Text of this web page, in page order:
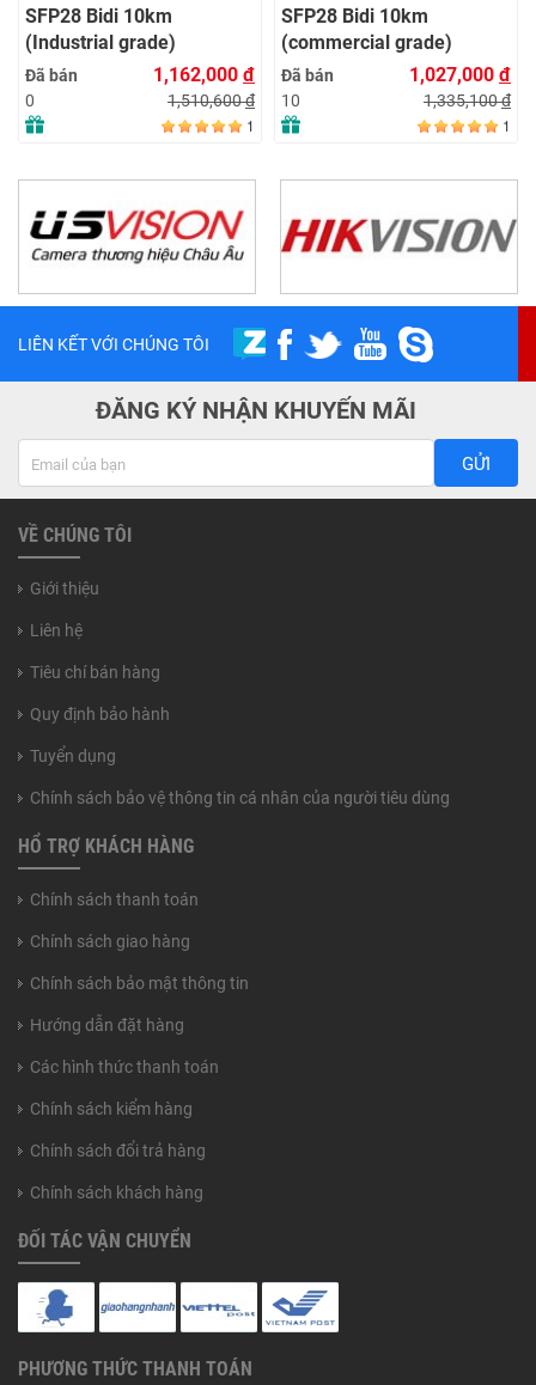
SFP28 Bidi 10km
(Industrial grade)
Đã bán
0
1,162,000 đ
1,510,600đ
1
SFP28 Bidi 10km
(commercial grade)
Đã bán
10
1,027,000 đ
1,335,100đ
1
LIÊN KẾT VỚI CHÚNG TÔI
ĐĂNG KÝ NHẬN KHUYẾN MÃI
GỬI
VỀ CHÚNG TÔI
Giới thiệu
Liên hệ
Tiêu chí bán hàng
Quy định bảo hành
Tuyển dụng
Chính sách bảo vệ thông tin cá nhân của người tiêu dùng
HỔ TRỢ KHÁCH HÀNG
Chính sách thanh toán
Chính sách giao hàng
Chính sách bảo mật thông tin
Hướng dẫn đặt hàng
Các hình thức thanh toán
Chính sách kiểm hàng
Chính sách đổi trả hàng
Chính sách khách hàng
ĐỐI TÁC VẬN CHUYỂN
PHƯƠNG THỨC THANH TOÁN